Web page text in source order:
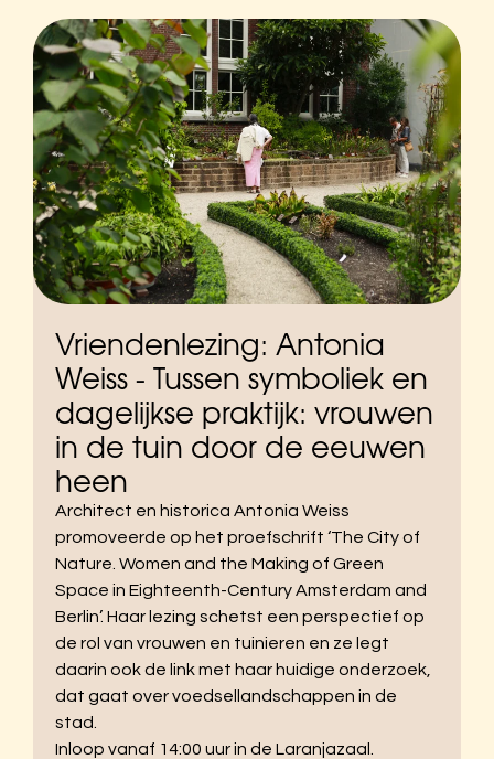
Vriendenlezing: Antonia
Weiss - Tussen symboliek en
dagelijkse praktijk: vrouwen
in de tuin door de eeuwen
heen
Architect en historica Antonia Weiss
promoveerde op het proefschrift ‘The City of
Nature. Women and the Making of Green
Space in Eighteenth-Century Amsterdam and
Berlin’. Haar lezing schetst een perspectief op
de rol van vrouwen en tuinieren en ze legt
daarin ook de link met haar huidige onderzoek,
dat gaat over voedsellandschappen in de
stad.
Inloop vanaf 14:00 uur in de Laranjazaal.